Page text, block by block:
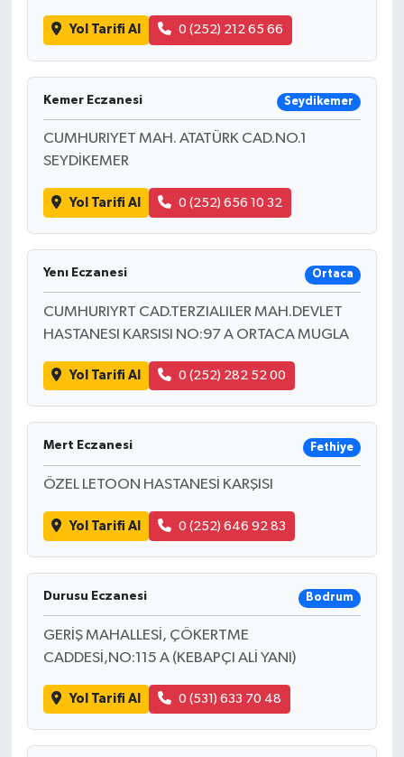
Yol Tarifi Al 0 (252) 212 65 66
Kemer Eczanesi Seydikemer
CUMHURIYET MAH. ATATÜRK CAD.NO.1
SEYDİKEMER
Yol Tarifi Al 0 (252) 656 10 32
Yenı Eczanesi Ortaca
CUMHURIYRT CAD.TERZIALILER MAH.DEVLET
HASTANESI KARSISI NO:97 A ORTACA MUGLA
Yol Tarifi Al 0 (252) 282 52 00
Mert Eczanesi Fethiye
ÖZEL LETOON HASTANESİ KARŞISI
Yol Tarifi Al 0 (252) 646 92 83
Durusu Eczanesi Bodrum
GERİŞ MAHALLESİ, ÇÖKERTME
CADDESİ,NO:115 A (KEBAPÇI ALİ YANI)
Yol Tarifi Al 0 (531) 633 70 48